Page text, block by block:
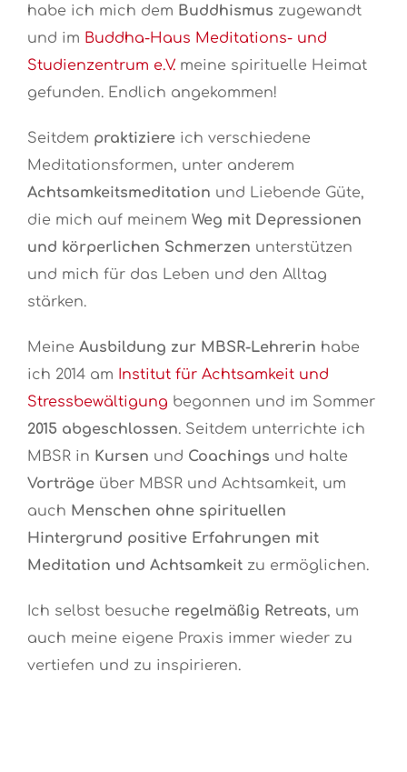
habe ich mich dem Buddhismus zugewandt
und im Buddha-Haus Meditations- und
Studienzentrum e.V. meine spirituelle Heimat
gefunden. Endlich angekommen!
Seitdem praktiziere ich verschiedene
Meditationsformen, unter anderem
Achtsamkeitsmeditation und Liebende Güte,
die mich auf meinem Weg mit Depressionen
und körperlichen Schmerzen unterstützen
und mich für das Leben und den Alltag
stärken.
Meine Ausbildung zur MBSR-Lehrerin habe
ich 2014 am Institut für Achtsamkeit und
Stressbewältigung begonnen und im Sommer
2015 abgeschlossen. Seitdem unterrichte ich
MBSR in Kursen und Coachings und halte
Vorträge über MBSR und Achtsamkeit, um
auch Menschen ohne spirituellen
Hintergrund positive Erfahrungen mit
Meditation und Achtsamkeit zu ermöglichen.
Ich selbst besuche regelmäßig Retreats, um
auch meine eigene Praxis immer wieder zu
vertiefen und zu inspirieren.